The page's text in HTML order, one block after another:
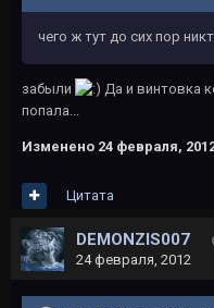
чего ж тут до сих пор
забыли
Да и винтовка
попала...
Изменено 24 февраля,
Цитата
DEMONZIS007
24 февраля, 2012